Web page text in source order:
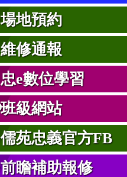
場地預約
維修通報
忠e數位學習
班級網站
儒苑忠義官方FB
前瞻補助報修